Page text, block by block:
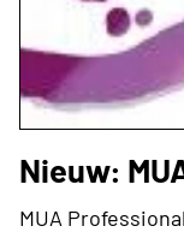
Nieuw:
MUA